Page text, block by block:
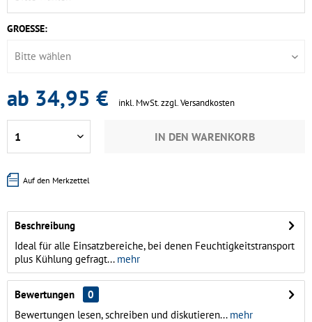
GROESSE:
ab 34,95 € inkl. MwSt.zzgl. Versandkosten
IN DEN WARENKORB
Auf den Merkzettel
Beschreibung
Ideal für alle Einsatzbereiche, bei denen Feuchtigkeitstransport
plus Kühlung gefragt...mehr
Bewertungen
0
Bewertungen lesen, schreiben und diskutieren...mehr